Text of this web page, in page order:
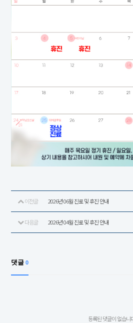
이전글 2026년 06월 진료 및 휴진 안내
다음글 2026년 04월 진료 및 휴진 안내
댓글 0
등록된 댓글이 없습니